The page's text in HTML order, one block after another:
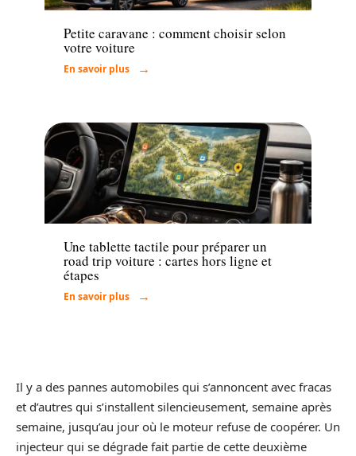
Petite caravane : comment choisir selon
votre voiture
En savoir plus
Actu
Une tablette tactile pour préparer un
road trip voiture : cartes hors ligne et
étapes
En savoir plus
Il y a des pannes automobiles qui s’annoncent avec fracas
et d’autres qui s’installent silencieusement, semaine après
semaine, jusqu’au jour où le moteur refuse de coopérer. Un
injecteur qui se dégrade fait partie de cette deuxième